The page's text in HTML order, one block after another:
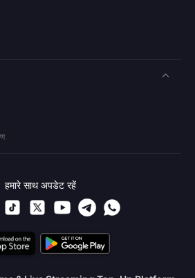
हमारे साथ अपडेट रहें